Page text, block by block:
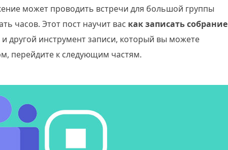
может проводить встречи для большой группы
часов. Этот пост научит вас как записать собрание
другой инструмент записи, который вы можете
перейдите к следующим частям.